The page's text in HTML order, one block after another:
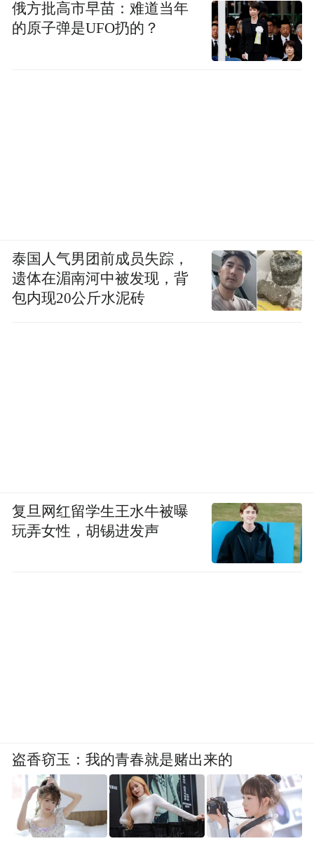
俄方批高市早苗：难道当年
的原子弹是UFO扔的？
泰国人气男团前成员失踪，
遗体在湄南河中被发现，背
包内现20公斤水泥砖
复旦网红留学生王水牛被曝
玩弄女性，胡锡进发声
盗香窃玉：我的青春就是赌出来的